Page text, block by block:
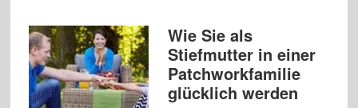
Wie Sie als
Stiefmutter in einer
Patchworkfamilie
glücklich werden